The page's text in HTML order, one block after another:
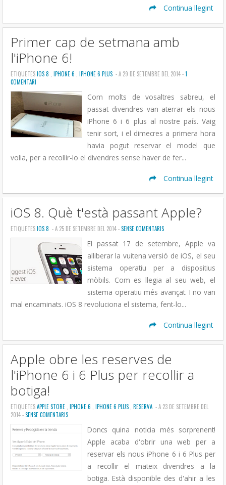
Continua llegint
Primer cap de setmana amb
l'iPhone 6!
ETIQUETESIOS 8 , IPHONE 6 , IPHONE 6 PLUS - A 29 DE SETEMBRE DEL 2014 -1
COMENTARI
Com molts de vosaltres sabreu, el
passat divendres van aterrar els nous
iPhone 6 i 6 plus al nostre país. Vaig
tenir sort, i el dimecres a primera hora
havia pogut reservar el model que
volia, per a recollir-lo el divendres sense haver de fer...
Continua llegint
iOS 8. Què t'està passant Apple?
ETIQUETESIOS 8 - A 25 DE SETEMBRE DEL 2014 -SENSE COMENTARIS
El passat 17 de setembre, Apple va
alliberar la vuitena versió de iOS, el seu
sistema operatiu per a dispositius
mòbils. Com es llegia al seu web, el
sistema operatiu més avançat. I no van
mal encaminats. iOS 8 revoluciona el sistema, fent-lo...
Continua llegint
Apple obre les reserves de
l'iPhone 6 i 6 Plus per recollir a
botiga!
ETIQUETESAPPLE STORE , IPHONE 6 , IPHONE 6 PLUS , RESERVA - A 23 DE SETEMBRE DEL
2014 -SENSE COMENTARIS
Doncs quina noticia més sorprenent!
Apple acaba d'obrir una web per a
reservar els nous iPhone 6 i 6 Plus per
a recollir el mateix divendres a la
botiga. Està disponible des d'ahir a les